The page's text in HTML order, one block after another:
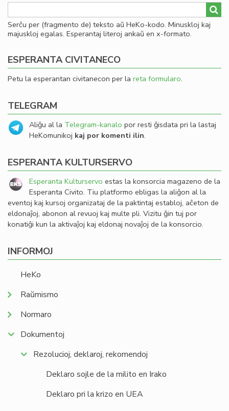
Serĉu per (fragmento de) teksto aŭ HeKo-kodo. Minuskloj kaj
majuskloj egalas. Esperantaj literoj ankaŭ en x-formato.
ESPERANTA CIVITANECO
Petu la esperantan civitanecon per la reta formularo.
TELEGRAM
Aliĝu al la Telegram-kanalo por resti ĝisdata pri la lastaj
HeKomunikoj kaj por komenti ilin.
ESPERANTA KULTURSERVO
Esperanta Kulturservo estas la konsorcia magazeno de la
Esperanta Civito. Tiu platformo ebligas la aliĝon al la
eventoj kaj kursoj organizataj de la paktintaj establoj, aĉeton de
eldonaĵoj, abonon al revuoj kaj multe pli. Vizitu ĝin tuj por
konatiĝi kun la aktivaĵoj kaj eldonaj novaĵoj de la konsorcio.
INFORMOJ
HeKo
Raŭmismo
Normaro
Dokumentoj
Rezolucioj, deklaroj, rekomendoj
Deklaro sojle de la milito en Irako
Deklaro pri la krizo en UEA